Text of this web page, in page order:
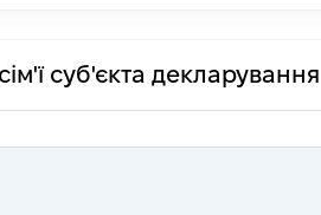
суб'єкта декларування